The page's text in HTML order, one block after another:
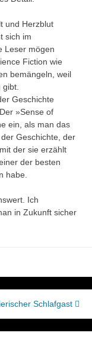
und Herzblut
sich im
Leser mögen
Fiction wie
bemängeln, weil
gibt.
Geschichte
»Sense of
ein, als man das
Geschichte, der
der sie erzählt
der besten
habe.
Ich
in Zukunft sicher
Schlafgast